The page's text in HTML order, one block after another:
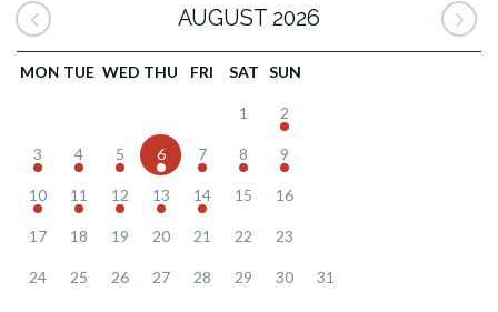
AUGUST 2026
MON TUE WED THU FRI SAT SUN
1 2
3 4 5 6 7 8 9
10 11 12 13 14 15 16
17 18 19 20 21 22 23
24 25 26 27 28 29 30 31